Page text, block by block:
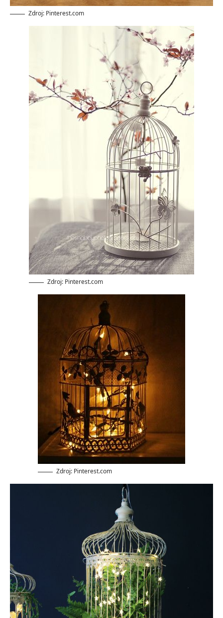
Zdroj: Pinterest.com
Zdroj: Pinterest.com
Zdroj: Pinterest.com